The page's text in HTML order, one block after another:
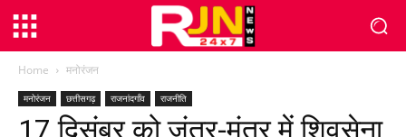
Home मनोरंजन
मनोरंजन छत्तीसगढ़ राजनांदगाँव राजनीति
17 दिसंबर को जंतर-मंतर में शिवसेना